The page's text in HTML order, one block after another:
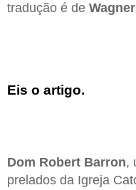
tradução é de
Eis o artigo.
Dom Robert Barron,
prelados da Igreja